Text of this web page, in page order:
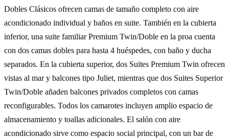
Dobles Clásicos ofrecen camas de tamaño completo con aire
acondicionado individual y baños en suite. También en la cubierta
inferior, una suite familiar Premium Twin/Doble en la proa cuenta
con dos camas dobles para hasta 4 huéspedes, con baño y ducha
separados. En la cubierta superior, dos Suites Premium Twin ofrecen
vistas al mar y balcones tipo Juliet, mientras que dos Suites Superior
Twin/Doble añaden balcones privados completos con camas
reconfigurables. Todos los camarotes incluyen amplio espacio de
almacenamiento y toallas adicionales. El salón con aire
acondicionado sirve como espacio social principal, con un bar de